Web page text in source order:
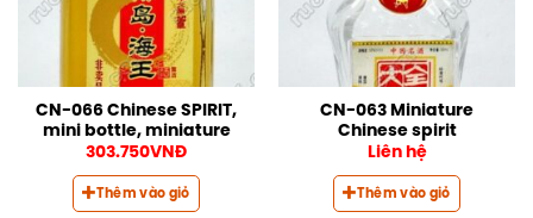
CN-066 Chinese SPIRIT,
mini bottle, miniature
303.750VNĐ
Thêm vào giỏ
CN-063 Miniature
Chinese spirit
Liên hệ
Thêm vào giỏ